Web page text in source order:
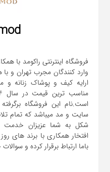
فروشگاه اینترنتی راکومد با
وارد کنندگان مجرب تهران و
ارایه کیف و پوشاک زنانه و
است.نام این فروشگاه
سایت و مد میباشد که تمام
شکل به شما عزیزان خدمت
افتخار همکاری با برند های روز
باما ارتباط برقرار کرده و